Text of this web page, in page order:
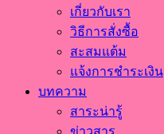
เกี่ยวกับเรา
วิธีการสั่งซื้อ
สะสมแต้ม
แจ้งการชำระเงิน
บทความ
สาระน่ารู้